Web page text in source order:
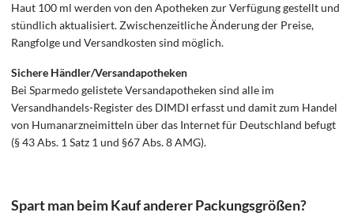
Haut 100 ml werden von den Apotheken zur Verfügung gestellt und
stündlich aktualisiert. Zwischenzeitliche Änderung der Preise,
Rangfolge und Versandkosten sind möglich.
Sichere Händler/Versandapotheken
Bei Sparmedo gelistete Versandapotheken sind alle im
Versandhandels-Register des DIMDI erfasst und damit zum Handel
von Humanarzneimitteln über das Internet für Deutschland befugt
(§ 43 Abs. 1 Satz 1 und §67 Abs. 8 AMG).
Spart man beim Kauf anderer Packungsgrößen?